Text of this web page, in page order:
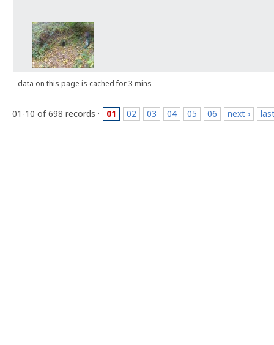
data on this page is cached for 3 mins
01-10 of 698 records · 01 02 03 04 05 06 next ›